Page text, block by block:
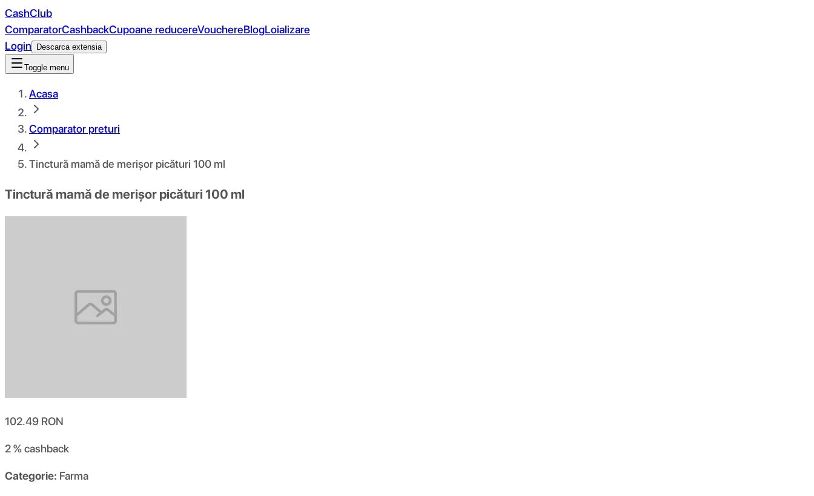
CashClub
ComparatorCashbackCupoane reducereVouchereBlogLoializare
Login
Descarca extensia
Toggle menu
Acasa
Comparator preturi
Tinctură mamă de merișor picături 100 ml
Tinctură mamă de merișor picături 100 ml
102.49 RON
2 %cashback
Categorie: Farma